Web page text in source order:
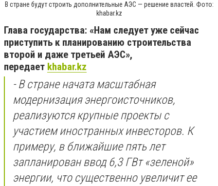
В стране будут строить дополнительные АЭС — решение властей. Фото:
khabar.kz
Глава государства: «Нам следует уже сейчас
приступить к планированию строительства
второй и даже третьей АЭС»,
передает khabar.kz
- В стране начата масштабная
модернизация энергоисточников,
реализуются крупные проекты с
участием иностранных инвесторов. К
примеру, в ближайшие пять лет
запланирован ввод 6,3 ГВт «зеленой»
энергии, что существенно увеличит ее